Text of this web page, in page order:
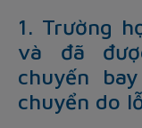
1. Trường
và đã
chuyến
chuyển do